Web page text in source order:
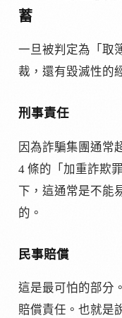
蓄
一旦被判定為「取
裁，還有毀滅性的
刑事責任
因為詐騙集團通常
4 條的「加重詐欺
下，這通常是不能
的。
民事賠償
這是最可怕的部分
賠償責任。也就是